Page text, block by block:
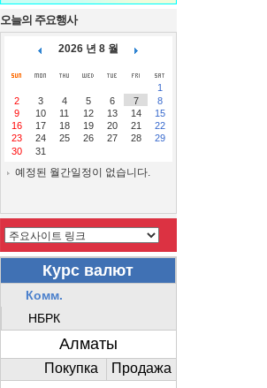
오늘의 주요행사
2026 년 8 월
1
2
3 4 5 6 7
8
9
10 11 12 13 14
15
16
17 18 19 20 21
22
23
24 25 26 27 28
29
30
31
예정된 월간일정이 없습니다.